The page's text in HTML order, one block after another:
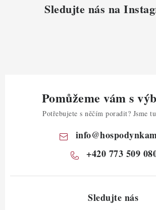
Sledujte nás na
Pomůžeme vám s
Potřebujete s něčím poradit? Jsme
info@
+420 773 509